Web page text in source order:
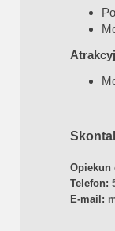
Opiekun
Telefon:
E-mail: